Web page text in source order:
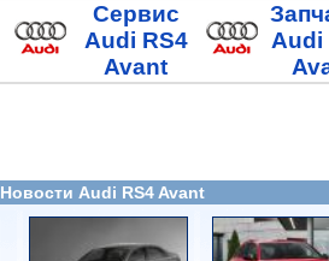
Сервис
Audi RS4
Avant
Audi
Новости Audi RS4 Avant